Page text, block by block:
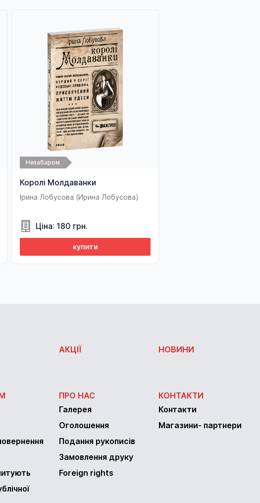
Незабаром
Королі Молдаванки
Ірина Лобусова (Ирина Лобусова)
Ціна: 180 грн.
купити
АКЦІЇ НОВИНИ
ПРО НАС
Галерея
Оголошення
Подання рукописів
Замовлення друку
Foreign rights
КОНТАКТИ
Контакти
Магазини- партнери